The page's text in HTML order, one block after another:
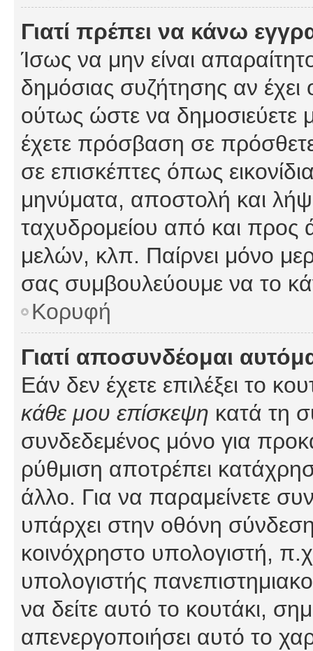
Γιατί πρέπει να κάνω
Ίσως να μην είναι
δημόσιας συζήτησης αν έχει
ούτως ώστε να δημοσιεύετε
έχετε πρόσβαση σε
σε επισκέπτες όπως
μηνύματα, αποστολή και
ταχυδρομείου από και προς
μελών, κλπ. Παίρνει μόνο
σας συμβουλεύουμε να το
Κορυφή
Γιατί αποσυνδέομαι
Εάν δεν έχετε επιλέξει το
κάθε μου επίσκεψη κατά τη
συνδεδεμένος μόνο για
ρύθμιση αποτρέπει
άλλο. Για να παραμείνετε
υπάρχει στην οθόνη
κοινόχρηστο υπολογιστή,
υπολογιστής
να δείτε αυτό το κουτάκι,
απενεργοποιήσει αυτό το